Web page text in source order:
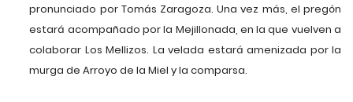
pronunciado por Tomás Zaragoza. Una vez más, el pregón
estará acompañado por la Mejillonada, en la que vuelven a
colaborar Los Mellizos. La velada estará amenizada por la
murga de Arroyo de la Miel y la comparsa.